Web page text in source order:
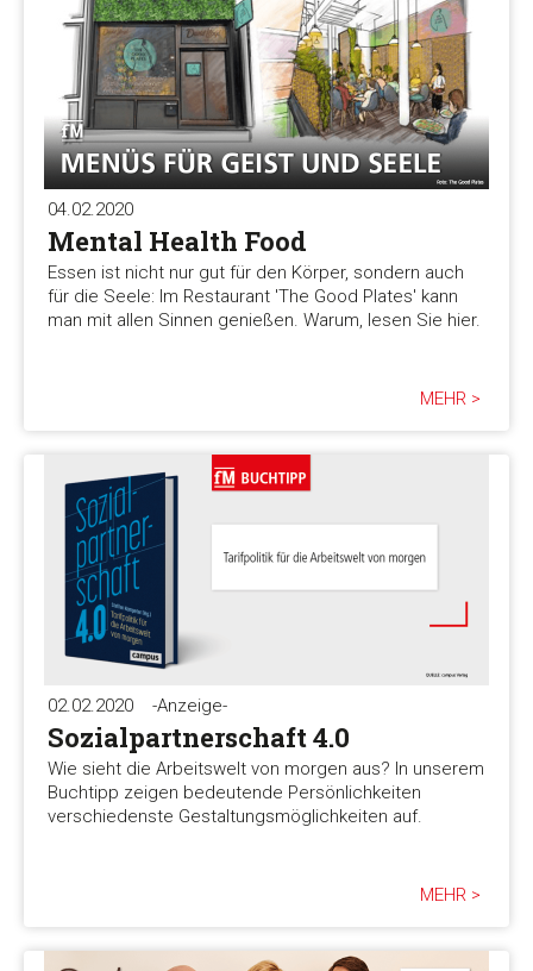
04.02.2020
Mental Health Food
Essen ist nicht nur gut für den Körper, sondern auch
für die Seele: Im Restaurant 'The Good Plates' kann
man mit allen Sinnen genießen. Warum, lesen Sie hier.
MEHR >
02.02.2020 -Anzeige-
Sozialpartnerschaft 4.0
Wie sieht die Arbeitswelt von morgen aus? In unserem
Buchtipp zeigen bedeutende Persönlichkeiten
verschiedenste Gestaltungsmöglichkeiten auf.
MEHR >